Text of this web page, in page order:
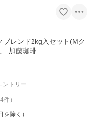
ブレンド2kg入セット(Mク
加藤珈琲
ントリー
件）
除く）